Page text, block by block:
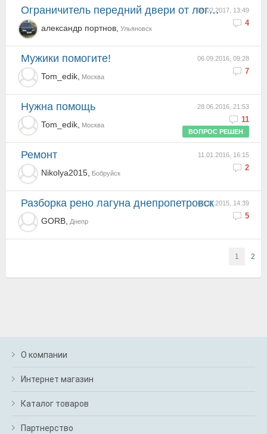
08.02.2017, 13:49
4
ограничитель передний двери от логана
александр портнов, Ульяновск
06.09.2016, 09:28
7
Мужики помогите!
Tom_edik, Москва
28.06.2016, 21:53
11
Нужна помощь
Tom_edik,
Москва
ВОПРОС РЕШЕН
11.01.2016, 16:15
2
Ремонт
Nikolya2015, Бобруйск
02.11.2015, 14:39
5
разборка рено лагуна днепропетровск
GORB, Днепр
1 2
О компании
Интернет магазин
Каталог товаров
Партнерство